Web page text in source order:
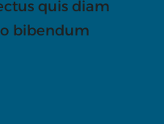
quis diam
bibendum